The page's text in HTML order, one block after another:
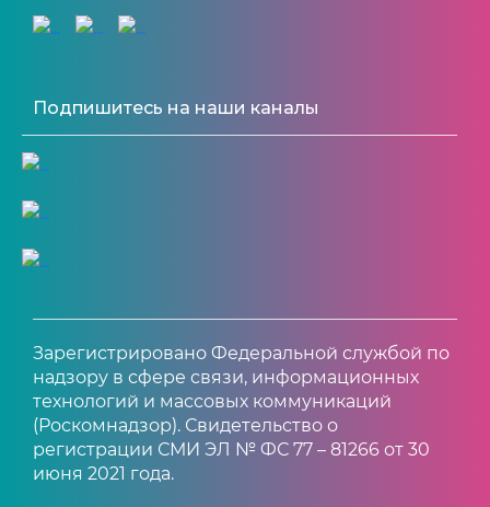
Подпишитесь на наши каналы
Зарегистрировано Федеральной службой по
надзору в сфере связи, информационных
технологий и массовых коммуникаций
(Роскомнадзор). Свидетельство о
регистрации СМИ ЭЛ № ФС 77 – 81266 от 30
июня 2021 года.